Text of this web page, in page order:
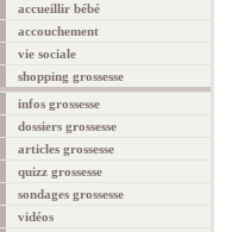
accueillir bébé
accouchement
vie sociale
shopping grossesse
infos grossesse
dossiers grossesse
articles grossesse
quizz grossesse
sondages grossesse
vidéos